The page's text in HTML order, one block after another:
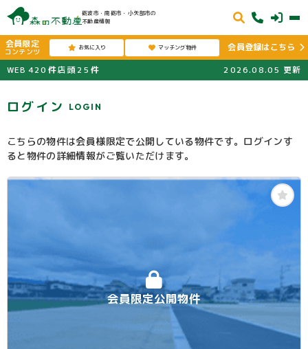
砺波市・南砺市・小矢部市の
不動産情報
会員限定
コンテンツ お気に入り マッチング物件
会員登録はこちら
WEB 420 件店頭25 件 2026.08.05 更新
ログイン LOGIN
こちらの物件は会員様限定で公開している物件です。ログインす
ると物件の詳細情報がご覧いただけます。
会員限定公開物件